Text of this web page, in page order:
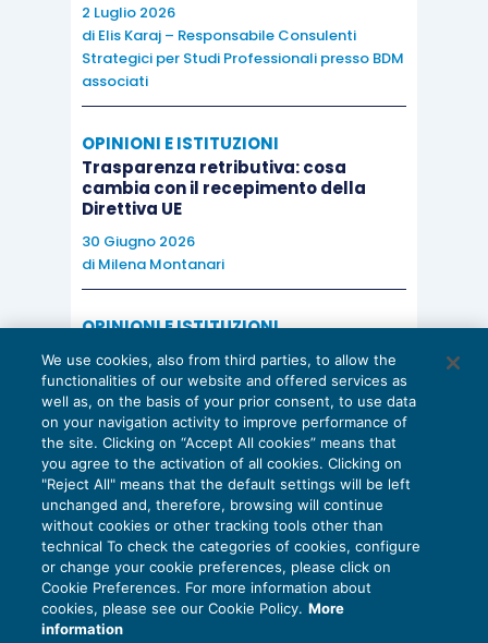
2 Luglio 2026
di Elis Karaj – Responsabile Consulenti
Strategici per Studi Professionali presso BDM
associati
OPINIONI E ISTITUZIONI
Trasparenza retributiva: cosa
cambia con il recepimento della
Direttiva UE
30 Giugno 2026
di Milena Montanari
OPINIONI E ISTITUZIONI
Valorizzare il potenziale dello Studio:
una riflessione sul futuro della
consulenza del lavoro
15 Giugno 2026
di Milena Montanari
Privacy Policy
Cookie Policy
We use cookies, also from third parties, to allow the
functionalities of our website and offered services as
well as, on the basis of your prior consent, to use data
on your navigation activity to improve performance of
the site. Clicking on “Accept All cookies” means that
you agree to the activation of all cookies. Clicking on
"Reject All" means that the default settings will be left
unchanged and, therefore, browsing will continue
without cookies or other tracking tools other than
technical To check the categories of cookies, configure
or change your cookie preferences, please click on
Cookie Preferences. For more information about
cookies, please see our Cookie Policy. More
information